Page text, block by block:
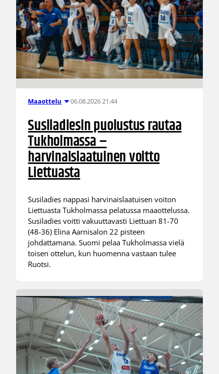
Maaottelu 06.08.2026 21:44
Susiladiesin puolustus rautaa
Tukholmassa –
harvinaislaatuinen voitto
Liettuasta
Susiladies nappasi harvinaislaatuisen voiton
Liettuasta Tukholmassa pelatussa maaottelussa.
Susiladies voitti vakuuttavasti Liettuan 81-70
(48-36) Elina Aarnisalon 22 pisteen
johdattamana. Suomi pelaa Tukholmassa vielä
toisen ottelun, kun huomenna vastaan tulee
Ruotsi.